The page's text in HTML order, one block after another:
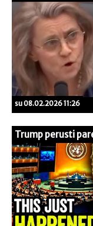
su 08.02.2026 11:26
Trump perusti